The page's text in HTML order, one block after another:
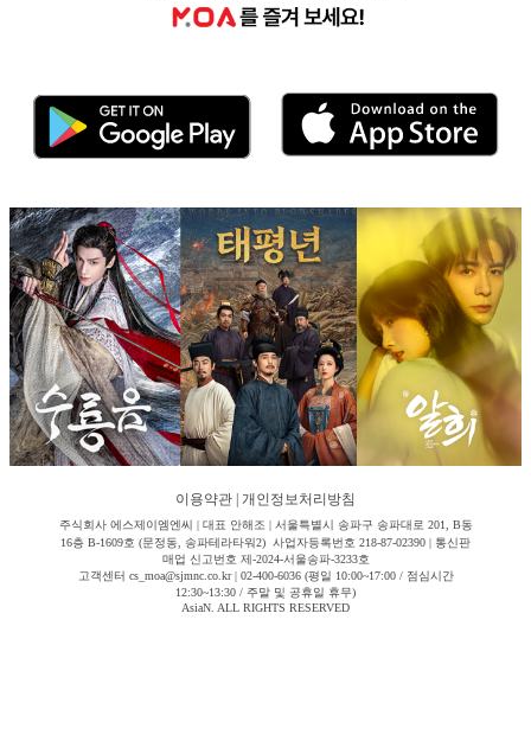
이용약관 개인정보처리방침
주식회사 에스제이엠엔씨 | 대표 안해조 | 서울특별시 송파구 송파대로 201, B동
16층 B-1609호 (문정동, 송파테라타워2) 사업자등록번호 218-87-02390 | 통신판
매업 신고번호 제-2024-서울송파-3233호
고객센터 cs_moa@sjmnc.co.kr | 02-400-6036 (평일 10:00~17:00 / 점심시간
12:30~13:30 / 주말 및 공휴일 휴무)
AsiaN. ALL RIGHTS RESERVED